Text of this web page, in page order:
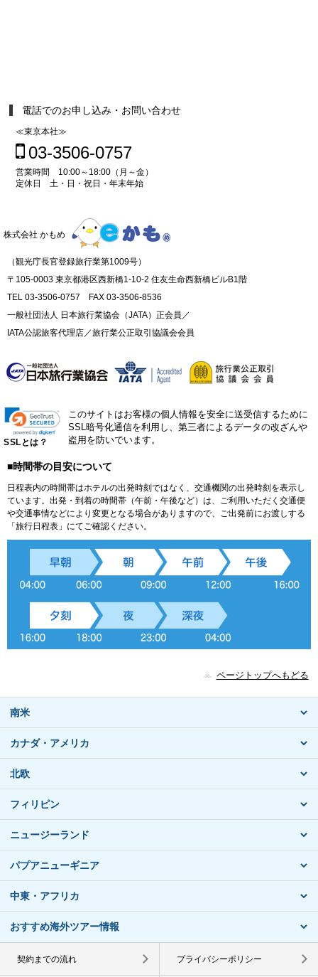
電話でのお申し込み・お問い合わせ
≪東京本社≫
03-3506-0757
営業時間 10:00～18:00（月～金）
定休日 土・日・祝日・年末年始
株式会社 かもめ
（観光庁長官登録旅行業第1009号）
〒105-0003 東京都港区西新橋1-10-2 住友生命西新橋ビルB1階
TEL 03-3506-0757 FAX 03-3506-8536
一般社団法人 日本旅行業協会（JATA）正会員／
IATA公認旅客代理店／旅行業公正取引協議会会員
SSLとは？
このサイトはお客様の個人情報を安全に送受信するために
SSL暗号化通信を利用し、第三者によるデータの改ざんや
盗用を防いでいます。
■時間帯の目安について
日程表内の時間帯はホテルの出発時刻ではなく、交通機関の出発時刻を表示し
ています。出発・到着の時間帯（午前・午後など）は、ご利用いただく交通便
や交通事情などにより変更となる場合がありますので、ご出発前にお渡しする
「旅行日程表」にてご確認ください。
ページトップへもどる
南米
カナダ・アメリカ
北欧
フィリピン
ニュージーランド
パプアニューギニア
中東・アフリカ
おすすめ海外ツアー情報
契約までの流れ プライバシーポリシー